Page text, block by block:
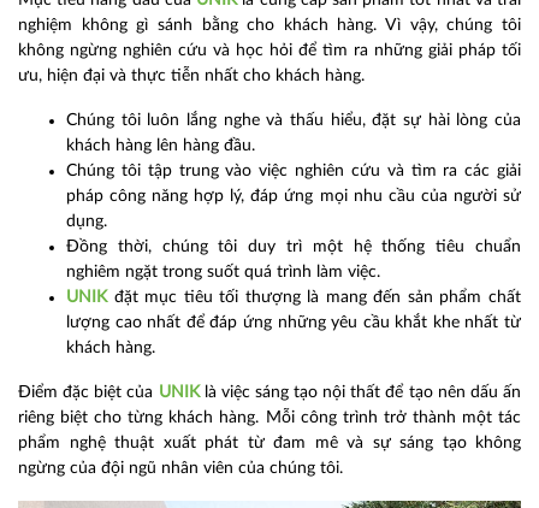
nghiệm không gì sánh bằng cho khách hàng. Vì vậy, chúng tôi
không ngừng nghiên cứu và học hỏi để tìm ra những giải pháp tối
ưu, hiện đại và thực tiễn nhất cho khách hàng.
Chúng tôi luôn lắng nghe và thấu hiểu, đặt sự hài lòng của
khách hàng lên hàng đầu.
Chúng tôi tập trung vào việc nghiên cứu và tìm ra các giải
pháp công năng hợp lý, đáp ứng mọi nhu cầu của người sử
dụng.
Đồng thời, chúng tôi duy trì một hệ thống tiêu chuẩn
nghiêm ngặt trong suốt quá trình làm việc.
UNIKđặt mục tiêu tối thượng là mang đến sản phẩm chất
lượng cao nhất để đáp ứng những yêu cầu khắt khe nhất từ
khách hàng.
Điểm đặc biệt của UNIKlà việc sáng tạo nội thất để tạo nên dấu ấn
riêng biệt cho từng khách hàng. Mỗi công trình trở thành một tác
phẩm nghệ thuật xuất phát từ đam mê và sự sáng tạo không
ngừng của đội ngũ nhân viên của chúng tôi.